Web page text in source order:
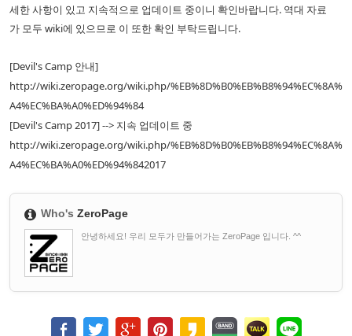
세한 사항이 있고 지속적으로 업데이트 중이니 확인바랍니다. 역대 자료
가 모두 wiki에 있으므로 이 또한 확인 부탁드립니다.
[Devil's Camp 안내]
http://wiki.zeropage.org/wiki.php/%EB%8D%B0%EB%B8%94%EC%8A%
A4%EC%BA%A0%ED%94%84
[Devil's Camp 2017] --> 지속 업데이트 중
http://wiki.zeropage.org/wiki.php/%EB%8D%B0%EB%B8%94%EC%8A%
A4%EC%BA%A0%ED%94%842017
Who'sZeroPage
안녕하세요! 우리 모두가 만들어가는 ZeroPage 입니다. ^^